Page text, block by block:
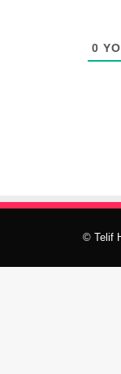
0
© Telif